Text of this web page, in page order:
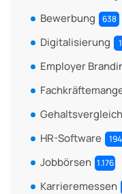
Bewerbung 638
Digitalisierung
Employer
HR-Software 194
Jobbörsen 1.176
Karrieremessen